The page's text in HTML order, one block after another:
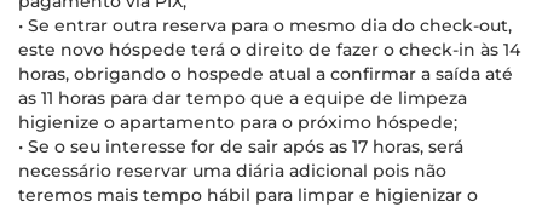
• Se entrar outra reserva para o mesmo dia do check-out,
este novo hóspede terá o direito de fazer o check-in às 14
horas, obrigando o hospede atual a confirmar a saída até
as 11 horas para dar tempo que a equipe de limpeza
higienize o apartamento para o próximo hóspede;
• Se o seu interesse for de sair após as 17 horas, será
necessário reservar uma diária adicional pois não
teremos mais tempo hábil para limpar e higienizar o